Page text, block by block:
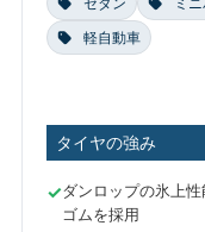
軽自動車
タイヤの強み
ダンロップの氷上
ゴムを採用